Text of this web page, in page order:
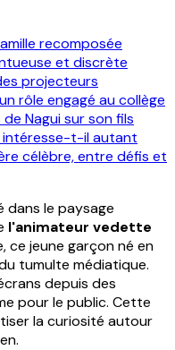
recomposée
et discrète
projecteurs
rôle engagé au collège
Nagui sur son fils
intéresse-t-il autant
célèbre, entre défis et
dans le paysage
l'animateur vedette
ce jeune garçon né en
tumulte médiatique.
depuis des
pour le public. Cette
la curiosité autour